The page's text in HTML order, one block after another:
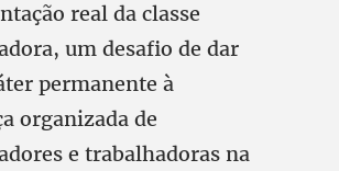
real da classe
um desafio de dar
permanente à
organizada de
e trabalhadoras na